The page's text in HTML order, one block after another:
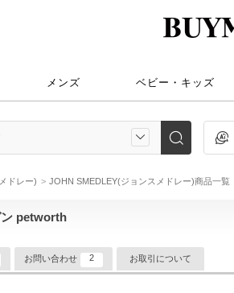
メンズ ベビー・キッズ
ドレー) JOHN SMEDLEY(ジョンスメドレー)商品一覧
petworth
お問い合わせ 2 お取引について